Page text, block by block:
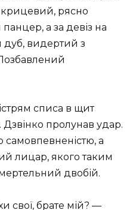
крицевий, рясно
а за девіз на
дуб, видертий з
списа в щит
Дзвінко пролунав удар.
самовпевненістю, а
лицар, якого таким
двобій.
свої, брате мій? —